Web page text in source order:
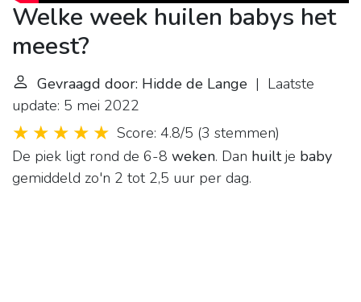
Welke week huilen babys het
meest?
Gevraagd door: Hidde de Lange | Laatste
update: 5 mei 2022
Score: 4.8/5 (3 stemmen)
De piek ligt rond de 6-8 weken. Dan huiltje baby
gemiddeld zo'n 2 tot 2,5 uur per dag.